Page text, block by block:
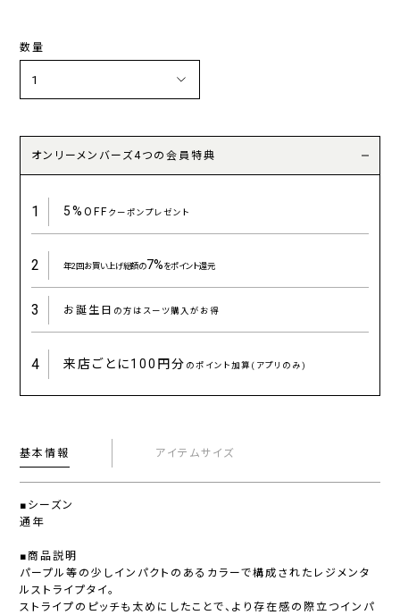
数量
オンリーメンバーズ4つの会員特典
1 5%OFFクーポンプレゼント
2 年2回お買い上げ総額の7%をポイント還元
3 お誕生日 の方はスーツ購入がお得
4 来店ごとに100円分 のポイント加算(アプリのみ)
基本情報 アイテムサイズ
■シーズン
通年
■商品説明
パープル等の少しインパクトのあるカラーで構成されたレジメンタ
ルストライプタイ。
ストライプのピッチも太めにしたことで、より存在感の際立つインパ